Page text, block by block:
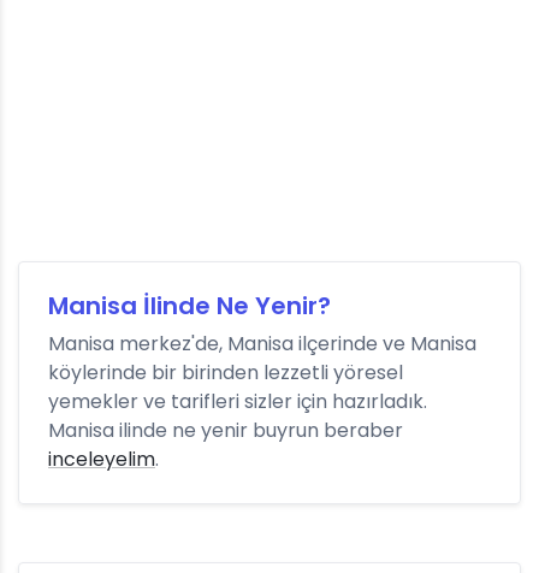
Manisa İlinde Ne Yenir?
Manisa merkez'de, Manisa ilçerinde ve Manisa
köylerinde bir birinden lezzetli yöresel
yemekler ve tarifleri sizler için hazırladık.
Manisa ilinde ne yenir buyrun beraber
inceleyelim.